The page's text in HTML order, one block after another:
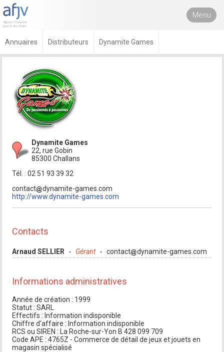
Menu
Annuaires Distributeurs Dynamite Games
Dynamite Games
22, rue Gobin
85300 Challans
Tél. : 02 51 93 39 32
contact
dynamite-games.com
http://www.dynamite-games.com
Contacts
Arnaud SELLIER Gérant contact dynamite-games.com
Informations administratives
Année de création : 1999
Statut : SARL
Effectifs : Information indisponible
Chiffre d'affaire : Information indisponible
RCS ou SIREN : La Roche-sur-Yon B 428 099 709
Code APE : 4765Z - Commerce de détail de jeux et jouets en
magasin spécialisé